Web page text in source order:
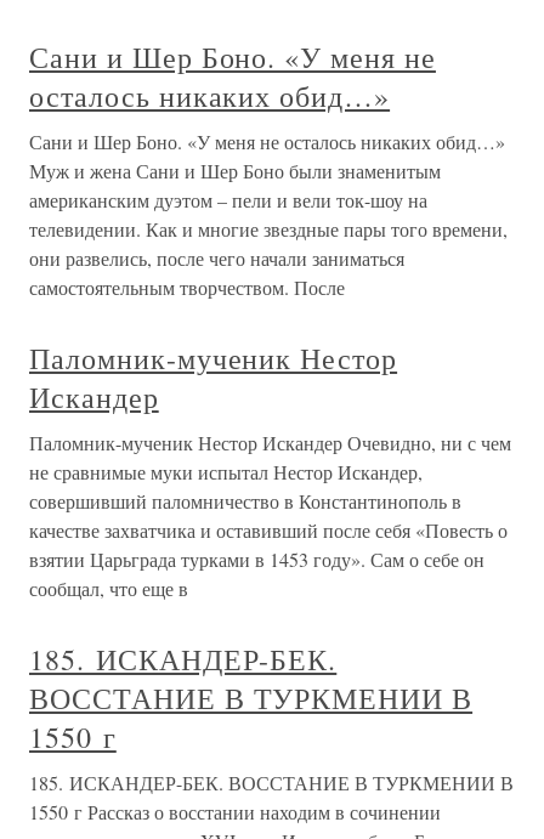
Сани и Шер Боно. «У меня не
осталось никаких обид…»
Сани и Шер Боно. «У меня не осталось никаких обид…»
Муж и жена Сани и Шер Боно были знаменитым
американским дуэтом – пели и вели ток-шоу на
телевидении. Как и многие звездные пары того времени,
они развелись, после чего начали заниматься
самостоятельным творчеством. После
Паломник-мученик Нестор
Искандер
Паломник-мученик Нестор Искандер Очевидно, ни с чем
не сравнимые муки испытал Нестор Искандер,
совершивший паломничество в Константинополь в
качестве захватчика и оставивший после себя «Повесть о
взятии Царьграда турками в 1453 году». Сам о себе он
сообщал, что еще в
185. ИСКАНДЕР-БЕК.
ВОССТАНИЕ В ТУРКМЕНИИ В
1550 г
185. ИСКАНДЕР-БЕК. ВОССТАНИЕ В ТУРКМЕНИИ В
1550 г Рассказ о восстании находим в сочинении